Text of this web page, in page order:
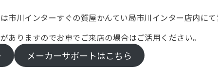
市川インターすぐの質屋かんてい局市川インター店内に
ありますのでお車でご来店の場合はご活用ください。
メーカーサポートはこちら